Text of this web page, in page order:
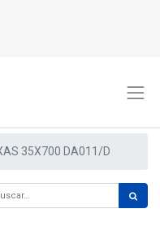
35X700 DA011/D